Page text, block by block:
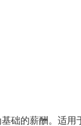
的薪酬。适用